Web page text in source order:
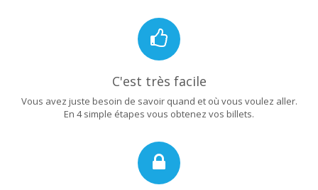
C'est très facile
Vous avez juste besoin de savoir quand et où vous voulez aller.
En 4 simple étapes vous obtenez vos billets.